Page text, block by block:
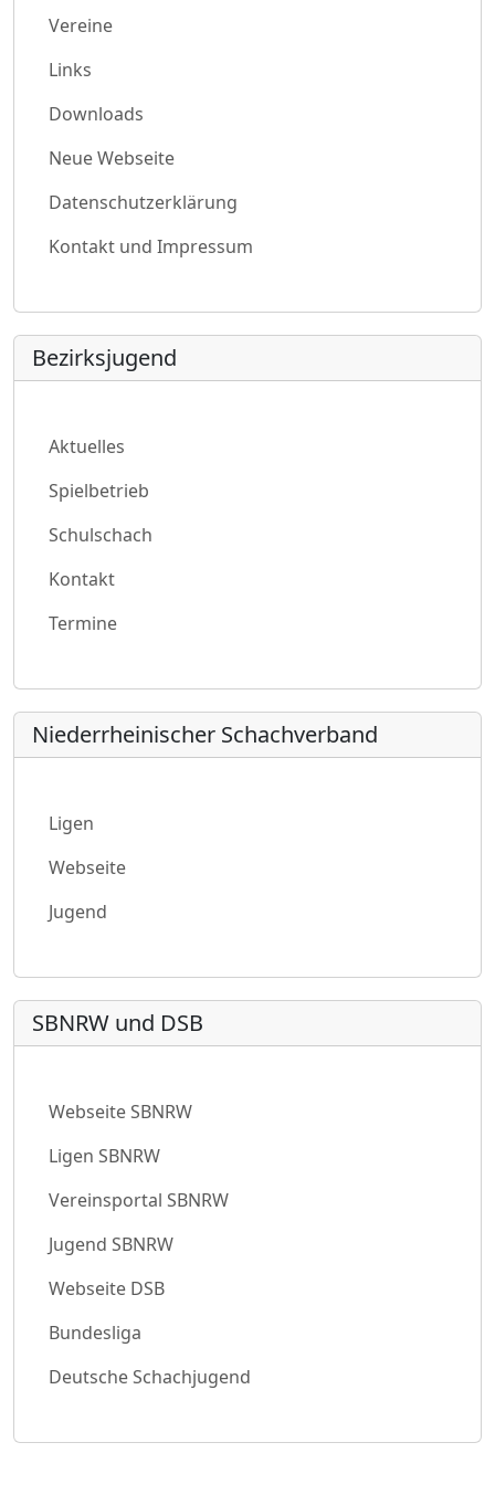
Vereine
Links
Downloads
Neue Webseite
Datenschutzerklärung
Kontakt und Impressum
Bezirksjugend
Aktuelles
Spielbetrieb
Schulschach
Kontakt
Termine
Niederrheinischer Schachverband
Ligen
Webseite
Jugend
SBNRW und DSB
Webseite SBNRW
Ligen SBNRW
Vereinsportal SBNRW
Jugend SBNRW
Webseite DSB
Bundesliga
Deutsche Schachjugend